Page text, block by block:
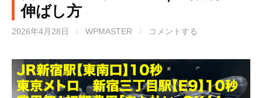
伸ばし方
2026年4月28日 / WPMASTER / コメントする